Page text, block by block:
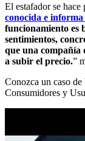
El estafador se hace
conocida e
funcionamiento es
sentimientos,
que una compañía
a subir el precio.”
Conozca un caso
Consumidores y